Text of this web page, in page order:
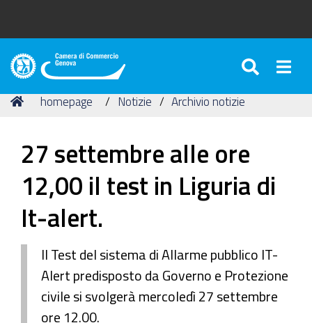
Camera
Commercio
Tu
Home
homepage Notizie Archivio notizie
27 settembre alle ore
12,00 il test in Liguria di
It-alert.
Il Test del sistema di Allarme pubblico IT-
Alert predisposto da Governo e Protezione
civile si svolgerà mercoledì 27 settembre
ore 12.00.